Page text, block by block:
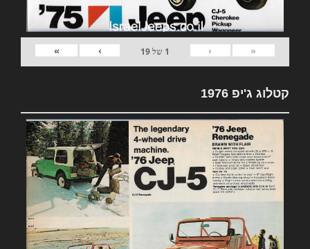
«
‹
1 של19
›
»
קטלוג ג'יפ 1976